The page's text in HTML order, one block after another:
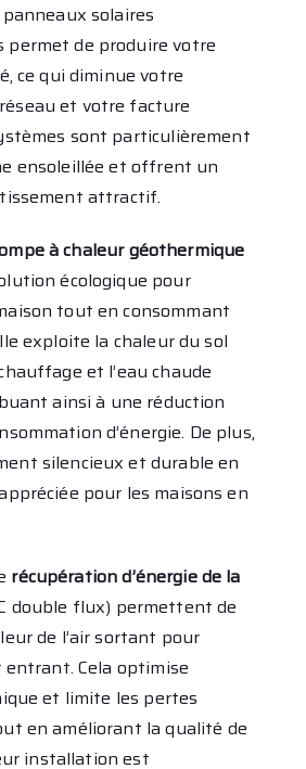
solaires
de produire votre
ce qui diminue votre
et votre facture
sont particulièrement
ensoleillée et offrent un
attractif.
à chaleur géothermique
écologique pour
tout en consommant
exploite la chaleur du sol
et l’eau chaude
ainsi à une réduction
d’énergie. De plus,
silencieux et durable en
pour les maisons en
récupération d’énergie de la
double flux) permettent de
de l’air sortant pour
entrant. Cela optimise
et limite les pertes
en améliorant la qualité de
installation est